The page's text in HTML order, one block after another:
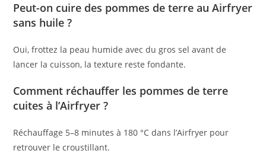
Peut-on cuire des pommes de terre au Airfryer
sans huile ?
Oui, frottez la peau humide avec du gros sel avant de
lancer la cuisson, la texture reste fondante.
Comment réchauffer les pommes de terre
cuites à l’Airfryer ?
Réchauffage 5–8 minutes à 180 °C dans l’Airfryer pour
retrouver le croustillant.